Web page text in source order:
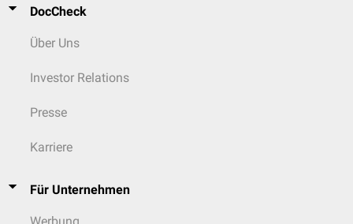
DocCheck
Über Uns
Investor Relations
Presse
Karriere
Für Unternehmen
Werbung